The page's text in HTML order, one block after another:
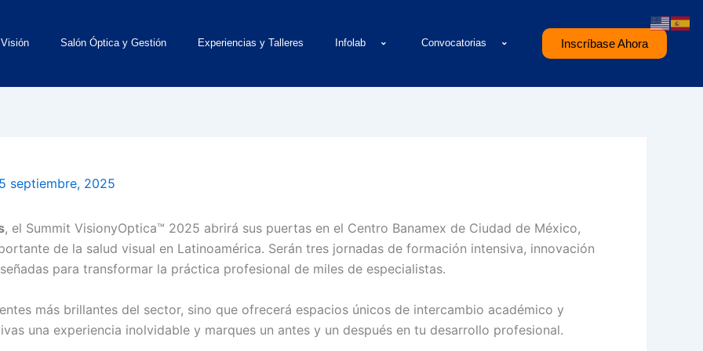
Salón Óptica y Gestión Experiencias y Talleres Infolab Convocatorias Inscríbase Ahora
septiembre, 2025
, el Summit VisionyOptica™ 2025 abrirá sus puertas en el Centro Banamex de Ciudad de México,
de la salud visual en Latinoamérica. Serán tres jornadas de formación intensiva, innovación
para transformar la práctica profesional de miles de especialistas.
más brillantes del sector, sino que ofrecerá espacios únicos de intercambio académico y
una experiencia inolvidable y marques un antes y un después en tu desarrollo profesional.